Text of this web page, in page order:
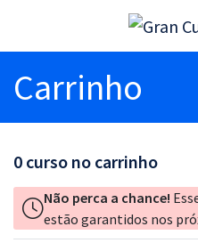
Carrinho
0 curso no carrinho
Não perca a chance!
estão garantidos nos